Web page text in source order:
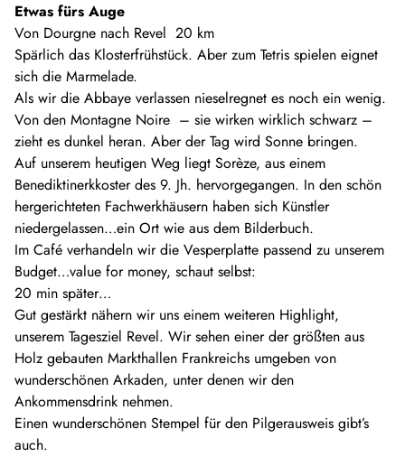
Etwas fürs Auge
Von Dourgne nach Revel 20 km
Spärlich das Klosterfrühstück. Aber zum Tetris spielen eignet
sich die Marmelade.
Als wir die Abbaye verlassen nieselregnet es noch ein wenig.
Von den Montagne Noire – sie wirken wirklich schwarz –
zieht es dunkel heran. Aber der Tag wird Sonne bringen.
Auf unserem heutigen Weg liegt Sorèze, aus einem
Benediktinerkkoster des 9. Jh. hervorgegangen. In den schön
hergerichteten Fachwerkhäusern haben sich Künstler
niedergelassen…ein Ort wie aus dem Bilderbuch.
Im Café verhandeln wir die Vesperplatte passend zu unserem
Budget…value for money, schaut selbst:
20 min später…
Gut gestärkt nähern wir uns einem weiteren Highlight,
unserem Tagesziel Revel. Wir sehen einer der größten aus
Holz gebauten Markthallen Frankreichs umgeben von
wunderschönen Arkaden, unter denen wir den
Ankommensdrink nehmen.
Einen wunderschönen Stempel für den Pilgerausweis gibt’s
auch.